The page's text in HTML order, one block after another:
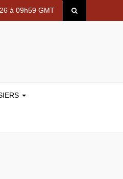
à 09h59 GMT